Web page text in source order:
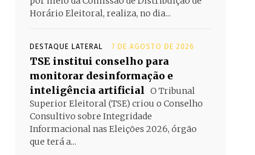
Horário Eleitoral, realiza, no dia...
DESTAQUE LATERAL 7 DE AGOSTO DE 2026
TSE institui conselho para
monitorar desinformação e
inteligência artificial
O Tribunal
Superior Eleitoral (TSE) criou o Conselho
Consultivo sobre Integridade
Informacional nas Eleições 2026, órgão
que terá a...